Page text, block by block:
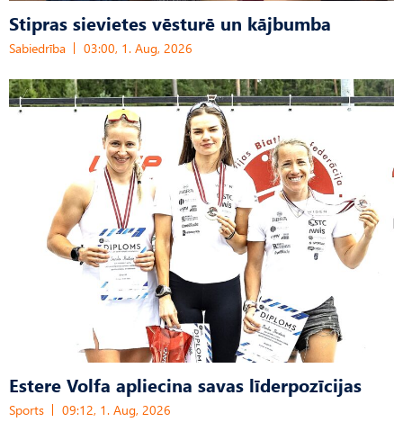
Stipras sievietes vēsturē un kājbumba
Sabiedrība 03:00, 1. Aug, 2026
Estere Volfa apliecina savas līderpozīcijas
Sports 09:12, 1. Aug, 2026